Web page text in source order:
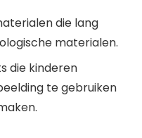
die lang
materialen.
die kinderen
te gebruiken